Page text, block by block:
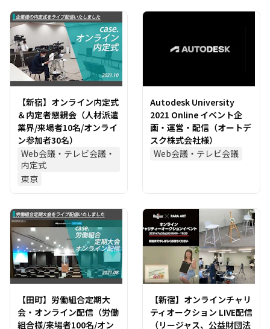
【新宿】オンライン内定式
＆内定者懇親会（人材派遣
業界/来場者10名/オンライ
ン参加者30名）
Web会議・テレビ会議・
内定式
東京
Autodesk University
2021 Online イベント企
画・運営・配信（オートデ
スク株式会社様）
Web会議・テレビ会議
【田町】労働組合定期大
会・オンライン配信（労働
組合様/来場者100名/オン
【新宿】オンラインチャリ
ティオークション LIVE配信
（リージャス、公益財団法